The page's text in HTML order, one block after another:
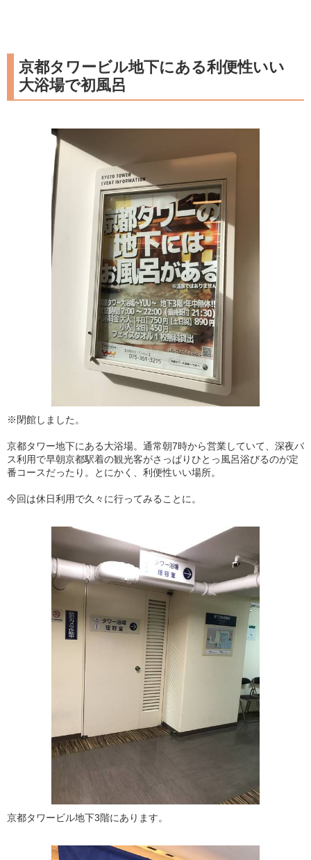
京都タワービル地下にある利便性いい
大浴場で初風呂
※閉館しました。
京都タワー地下にある大浴場。通常朝7時から営業していて、深夜バ
ス利用で早朝京都駅着の観光客がさっぱりひとっ風呂浴びるのが定
番コースだったり。とにかく、利便性いい場所。
今回は休日利用で久々に行ってみることに。
京都タワービル地下3階にあります。